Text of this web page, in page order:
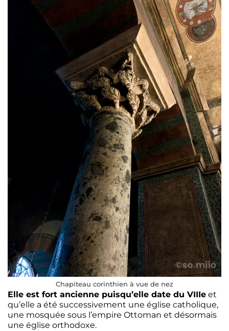
Chapiteau corinthien à vue de nez
Elle est fort ancienne puisqu’elle date du VIIIe et
qu’elle a été successivement une église catholique,
une mosquée sous l’empire Ottoman et désormais
une église orthodoxe.